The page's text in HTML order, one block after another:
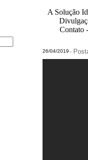
A Solução
Contato
26/04/2019-